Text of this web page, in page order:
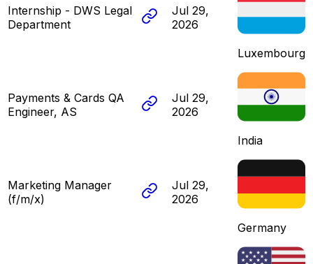
Internship - DWS Legal
Department
Jul 29,
2026
Luxembourg
Payments & Cards QA
Engineer, AS
Jul 29,
2026
India
Marketing Manager
(f/m/x)
Jul 29,
2026
Germany